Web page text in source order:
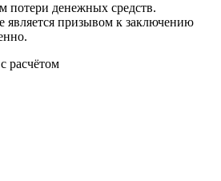
потери денежных средств.
является призывом к заключению
расчётом